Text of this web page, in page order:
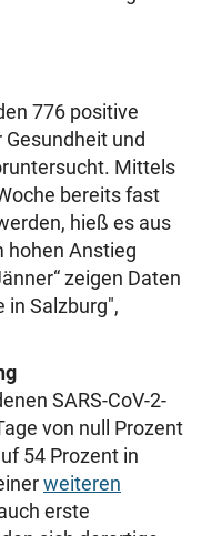
776 positive
Gesundheit und
Mittels
bereits fast
hieß es aus
hohen Anstieg
zeigen Daten
in Salzburg",
SARS-CoV-2-
von null Prozent
54 Prozent in
weiteren
erste